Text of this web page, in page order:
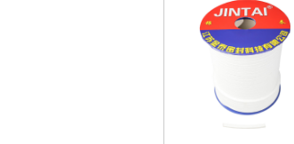
กันอย่างแพร่หล
อุตสาหกรรมอื่น
เช่น จาระบีแล
แวดล้อมที่สะอ